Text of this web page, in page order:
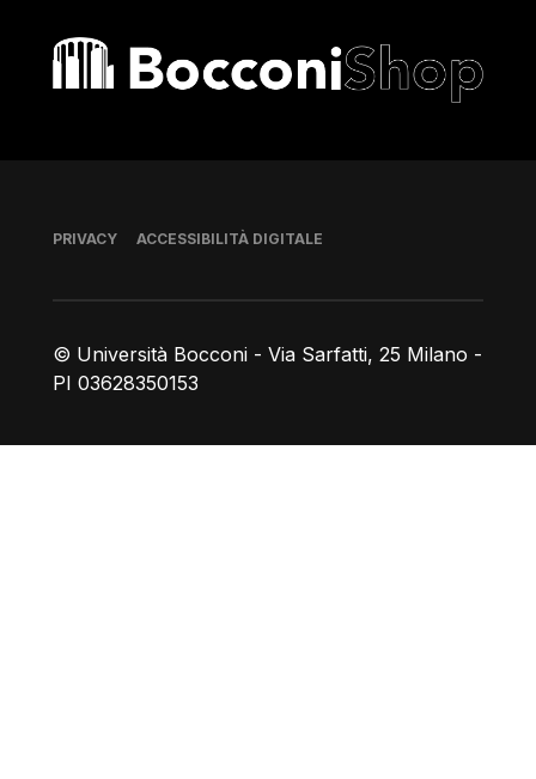
Bocconi shop
© Università Bocconi - Via Sarfatti, 25 Milano -
PI 03628350153
Piè di pagina
PRIVACY ACCESSIBILITÀ DIGITALE